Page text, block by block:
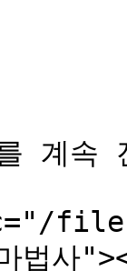
계속
files/
법사